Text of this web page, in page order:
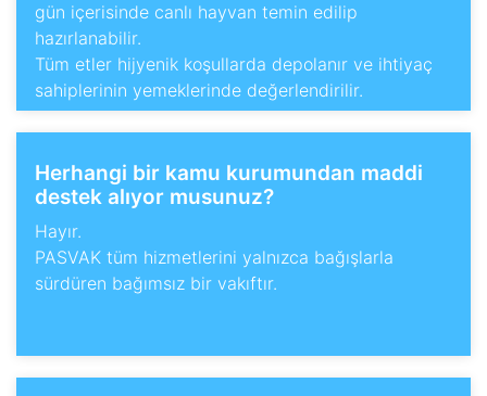
gün içerisinde canlı hayvan temin edilip
hazırlanabilir.
Tüm etler hijyenik koşullarda depolanır ve ihtiyaç
sahiplerinin yemeklerinde değerlendirilir.
Herhangi bir kamu kurumundan maddi
destek alıyor musunuz?
Hayır.
PASVAK tüm hizmetlerini yalnızca bağışlarla
sürdüren bağımsız bir vakıftır.